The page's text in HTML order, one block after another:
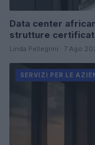
Data center
strutture
Linda Pellegrini · 7 Ago
SERVIZI PER LE